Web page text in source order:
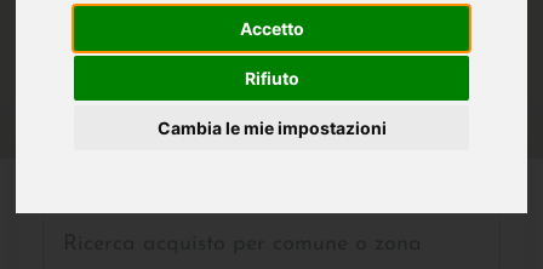
Accetto
Rifiuto
Cambia le mie impostazioni